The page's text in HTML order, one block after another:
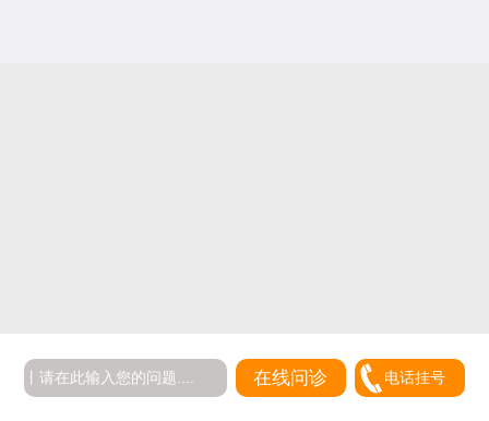
在线问诊 电话挂号